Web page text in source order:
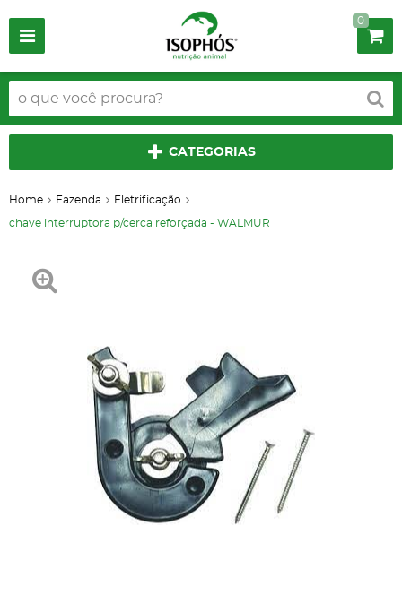
0
CATEGORIAS
Home Fazenda Eletrificação
chave interruptora p/cerca reforçada - WALMUR